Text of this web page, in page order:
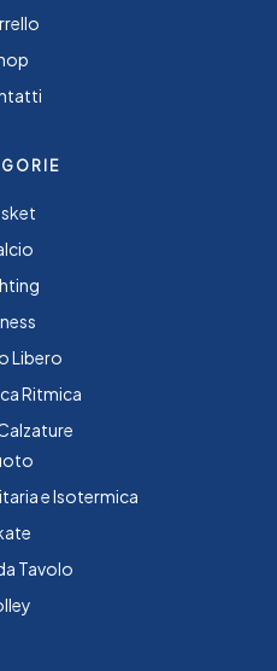
Libero
Ritmica
e Isotermica
Tavolo